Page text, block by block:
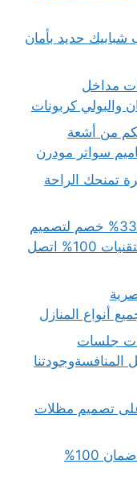
حديد بأمان
مظلات مداخل
والبولي كربونات
من أشعة
تمنحك الراحة
مقاول هناجرومستودعات بالرياض بـ33% خصم لتصميم
وتركيب هناجرومستودعات بأحدث التقنيات 100% اتصل
أنواع المنازل
جلسات
المنافسةوجودتنا
بـ20%خصم على تصميم مظلات
مظلات مسابح الرياض بـ18%خصم..ضمان 100%